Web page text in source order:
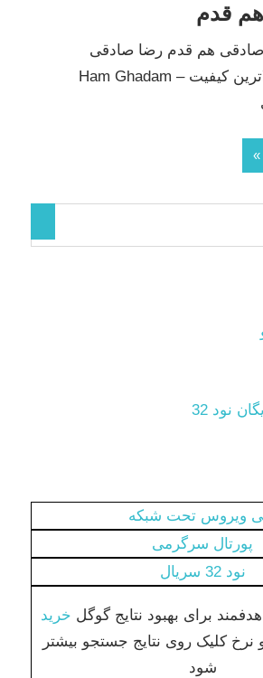
قدم
هم قدم رضا صادقی
بنام هم قدم با بالاترین کیفیت – Ham Ghadam
نود 32
ویروس تحت شبکه
پورتال سرگرمی
نود 32 سریال
برای بهبود نتایج گوگل خرید
نرخ کلیک روی نتایج جستجو بیشتر
شود